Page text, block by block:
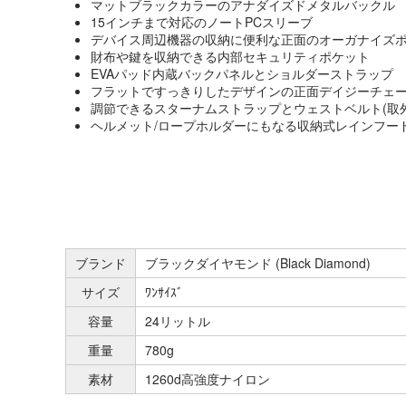
マットブラックカラーのアナダイズドメタルバックル
15インチまで対応のノートPCスリーブ
デバイス周辺機器の収納に便利な正面のオーガナイズ
財布や鍵を収納できる内部セキュリティポケット
EVAパッド内蔵バックパネルとショルダーストラップ
フラットですっきりしたデザインの正面デイジーチェ
調節できるスターナムストラップとウェストベルト(取
ヘルメット/ロープホルダーにもなる収納式レインフー
ブランド
ブラックダイヤモンド (Black Diamond)
サイズ
ﾜﾝｻｲｽﾞ
容量
24リットル
重量
780g
素材
1260d高強度ナイロン